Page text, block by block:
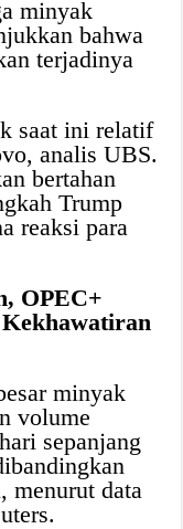
minyak
bahwa
terjadinya
saat ini relatif
analis UBS.
bertahan
Trump
reaksi para
OPEC+
minyak
volume
sepanjang
menurut data